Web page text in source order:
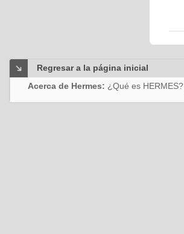
Regresar a la página inicial
Acerca de Hermes: ¿Qué es HERMES?